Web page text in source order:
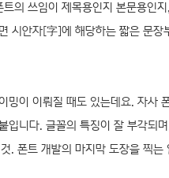
의 쓰임이 제목용인지 본문용인
시안자[字]에 해당하는 짧은 문
밍이 이뤄질 때도 있는데요. 자사
입니다. 글꼴의 특징이 잘 부각되
. 폰트 개발의 마지막 도장을 찍는